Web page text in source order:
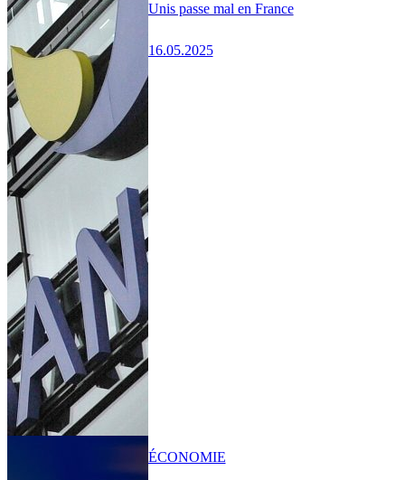
Unis passe mal en France
16.05.2025
ÉCONOMIE